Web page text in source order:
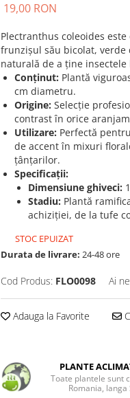
19,00 RON
Plectranthus coleoides
frunzișul său bicolat, verde
naturală de a ține insectele
Conținut: Plantă
cm diametru.
Origine: Selecție
contrast în orice
Utilizare: Perfectă
de accent în mixuri
țânțarilor.
Specificații:
Dimensiune ghiveci:
Stadiu: Plantă
achiziției, de la tufe
STOC EPUIZAT
Durata de livrare: 24-48 ore
Cod Produs: FLO0098 Ai
Adauga la Favorite
PLANTE
Toate plantele sunt
Romania, langa